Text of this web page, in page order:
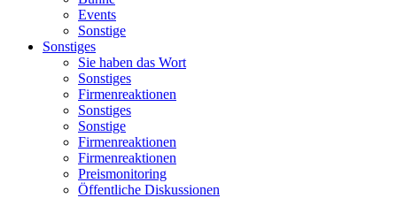
Events
Sonstige
Sonstiges
Sie haben das Wort
Sonstiges
Firmenreaktionen
Sonstiges
Sonstige
Firmenreaktionen
Firmenreaktionen
Preismonitoring
Öffentliche Diskussionen